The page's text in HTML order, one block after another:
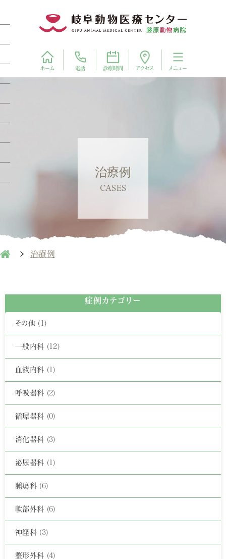
ホーム 電話 診療時間 アクセス メニュー
治療例
CASES
治療例
症例カテゴリー
その他 (1)
一般内科 (12)
血液内科 (1)
呼吸器科 (2)
循環器科 (0)
消化器科 (3)
泌尿器科 (1)
腫瘍科 (6)
軟部外科 (6)
神経科 (3)
整形外科 (4)